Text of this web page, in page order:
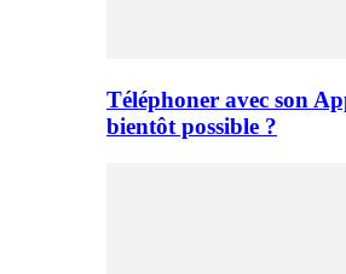
Téléphoner avec son
bientôt possible ?